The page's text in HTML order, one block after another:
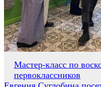
Навигация
по
Мастер-класс по
первоклассников